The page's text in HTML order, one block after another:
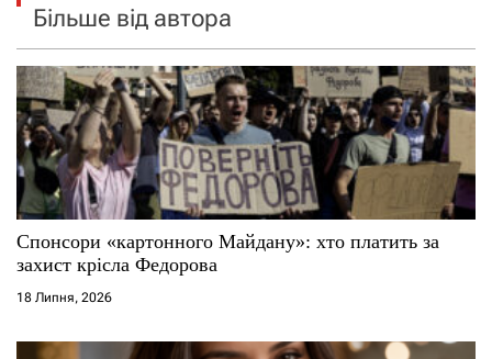
Більше від автора
Спонсори «картонного Майдану»: хто платить за
захист крісла Федорова
18 Липня, 2026